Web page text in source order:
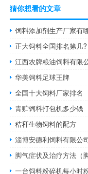
猜你想看的文章
饲料添加剂生产厂家有
正大饲料全国排名第几?
江西农牌粮油饲料有限
华美饲料足球王牌
全国十大饲料厂家排名
青贮饲料打包机多少钱
秸秆生物饲料的配方
淄博安德利饲料有限公
脚气症状及治疗方法（
一台饲料粉碎机每小时